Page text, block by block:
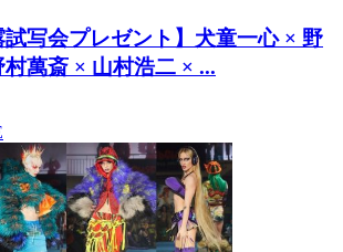
試写会プレゼント】犬童一心 × 野
萬斎 × 山村浩二 × ...